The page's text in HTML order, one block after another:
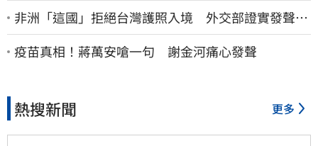
非洲「這國」拒絕台灣護照入境 外交部證實發聲
了：持續交涉聯繫
疫苗真相！蔣萬安嗆一句 謝金河痛心發聲
熱搜新聞 更多